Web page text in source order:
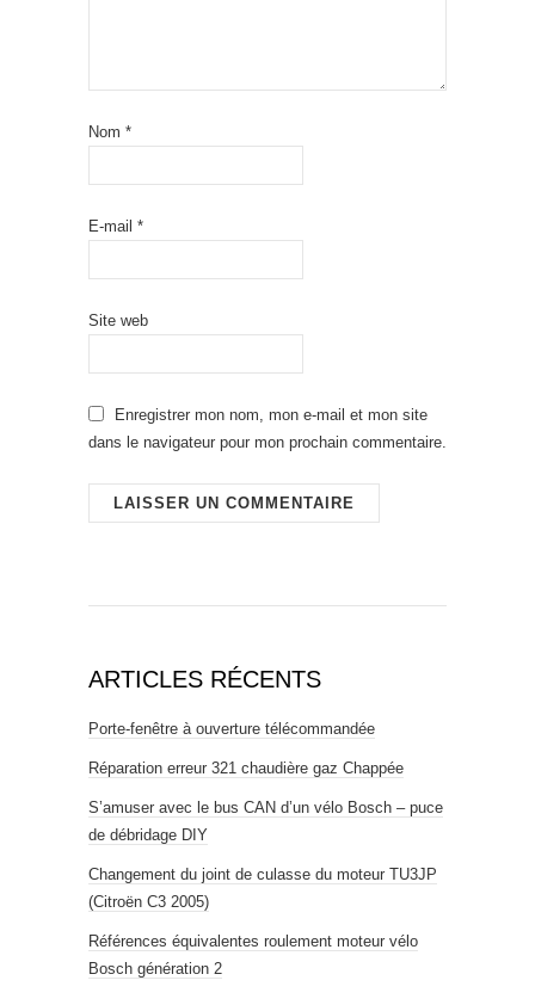
Nom *
E-mail *
Site web
Enregistrer mon nom, mon e-mail et mon site
dans le navigateur pour mon prochain commentaire.
ARTICLES RÉCENTS
Porte-fenêtre à ouverture télécommandée
Réparation erreur 321 chaudière gaz Chappée
S’amuser avec le bus CAN d’un vélo Bosch – puce
de débridage DIY
Changement du joint de culasse du moteur TU3JP
(Citroën C3 2005)
Références équivalentes roulement moteur vélo
Bosch génération 2